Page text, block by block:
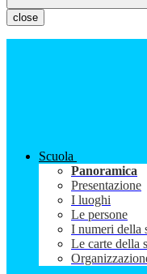
close
Scuola
Panoramica
Presentazione
I luoghi
Le persone
I numeri della
Le carte della